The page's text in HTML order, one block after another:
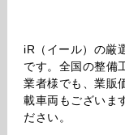
iR（イール）の厳
です。全国の整備
業者様でも、業販
載車両もございま
ださい。